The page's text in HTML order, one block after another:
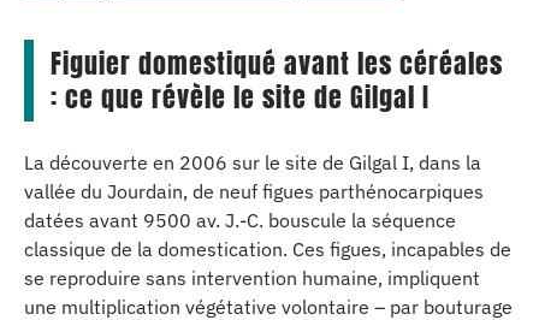
Figuier domestiqué avant les céréales
: ce que révèle le site de Gilgal I
La découverte en 2006 sur le site de Gilgal I, dans la
vallée du Jourdain, de neuf figues parthénocarpiques
datées avant 9500 av. J.-C. bouscule la séquence
classique de la domestication. Ces figues, incapables de
se reproduire sans intervention humaine, impliquent
une multiplication végétative volontaire – par bouturage